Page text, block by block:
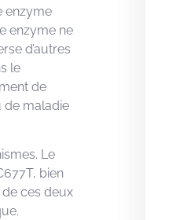
enzyme
enzyme ne
d’autres
le
de
de maladie
Le
bien
ces deux